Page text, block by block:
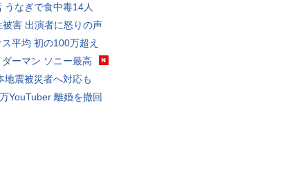
うなぎで食中毒14人
被害 出演者に怒りの声
平均 初の100万超え
ーマン ソニー最高
地震被災者へ対応も
YouTuber 離婚を撤回